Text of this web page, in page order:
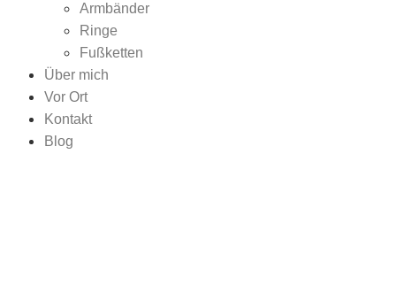
Armbänder
Ringe
Fußketten
Über mich
Vor Ort
Kontakt
Blog